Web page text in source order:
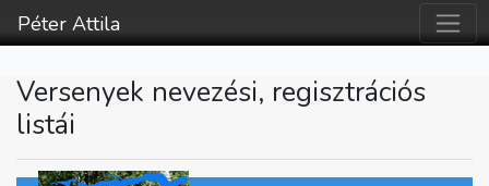
Péter Attila
Versenyek nevezési, regisztrációs
listái